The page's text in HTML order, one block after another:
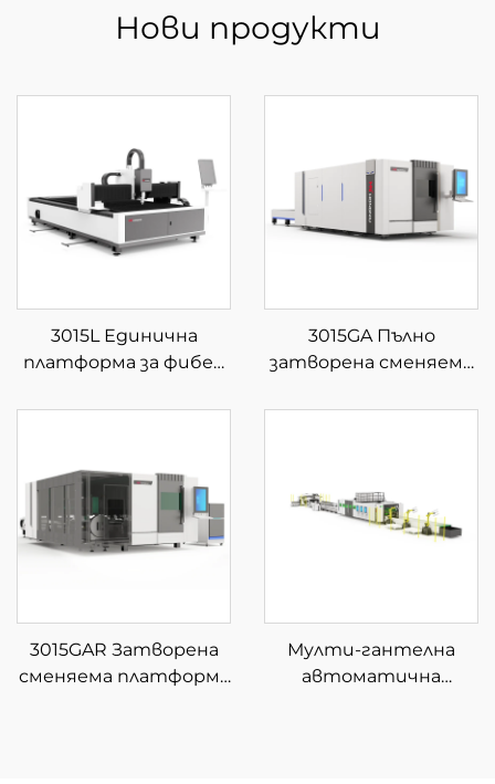
Нови продукти
3015L Единична
платформа за фибер
3015GA Пълно
затворена сменяема
лазерна рязка
3015GAR Затворена
сменяема платформа
Мулти-гантелна
автоматична